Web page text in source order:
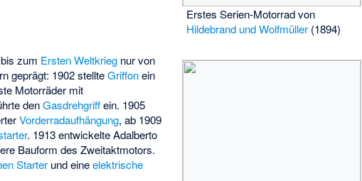
Erstes Serien-Motorrad von
Hildebrand und Wolfmüller (1894)
zum Ersten Weltkrieg nur von
geprägt: 1902 stellteGriffonein
Motorräder mit
denGasdrehgriffein. 1905
Vorderradaufhängung, ab 1909
. 1913 entwickelteAdalberto
Bauform des Zweitaktmotors.
Starter und eineelektrische